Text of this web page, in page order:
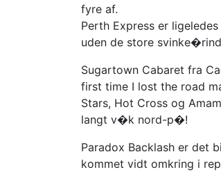
fyre af.
Perth Express er
uden de store
Sugartown Cabaret fra
first time I lost the road
Stars, Hot Cross og
langt v�k nord-p�!
Paradox Backlash er det
kommet vidt omkring i